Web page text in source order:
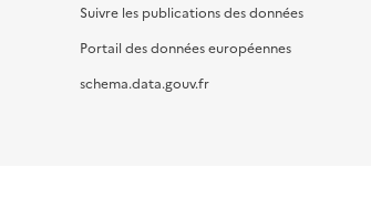
Suivre les publications des données
Portail des données européennes
schema.data.gouv.fr